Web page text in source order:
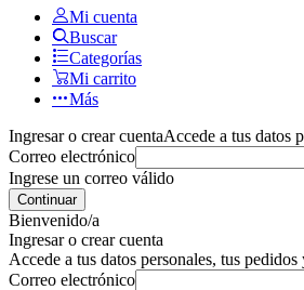
Mi cuenta
Buscar
Categorías
Mi carrito
Más
Ingresar o crear cuentaAccede a tus datos
Correo electrónico
Ingrese un correo válido
Continuar
Bienvenido/a
Ingresar o crear cuenta
Accede a tus datos personales, tus
Correo electrónico